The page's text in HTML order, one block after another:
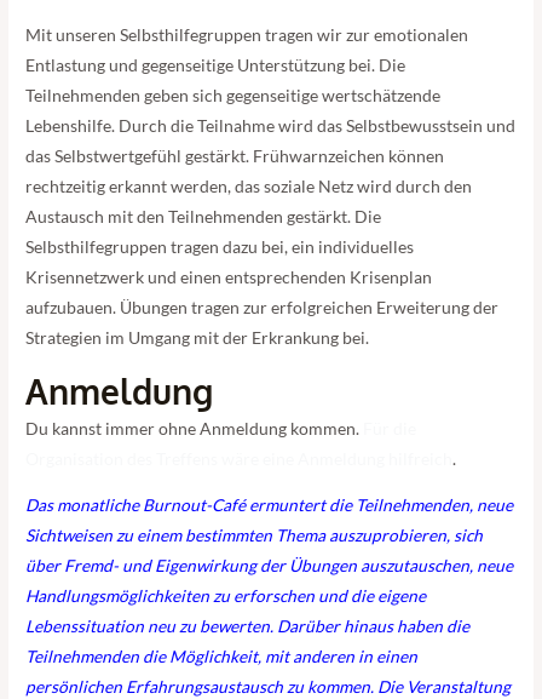
Mit unseren Selbsthilfegruppen tragen wir zur emotionalen
Entlastung und gegenseitige Unterstützung bei. Die
Teilnehmenden geben sich gegenseitige wertschätzende
Lebenshilfe. Durch die Teilnahme wird das Selbstbewusstsein und
das Selbstwertgefühl gestärkt. Frühwarnzeichen können
rechtzeitig erkannt werden, das soziale Netz wird durch den
Austausch mit den Teilnehmenden gestärkt. Die
Selbsthilfegruppen tragen dazu bei, ein individuelles
Krisennetzwerk und einen entsprechenden Krisenplan
aufzubauen. Übungen tragen zur erfolgreichen Erweiterung der
Strategien im Umgang mit der Erkrankung bei.
Anmeldung
Du kannst immer ohne Anmeldung kommen.
Organisation des Treffens wäre eine Anmeldung hilfreich.
Das monatliche Burnout-Café ermuntert die Teilnehmenden, neue
Sichtweisen zu einem bestimmten Thema auszuprobieren, sich
über Fremd- und Eigenwirkung der Übungen auszutauschen, neue
Handlungsmöglichkeiten zu erforschen und die eigene
Lebenssituation neu zu bewerten. Darüber hinaus haben die
Teilnehmenden die Möglichkeit, mit anderen in einen
persönlichen Erfahrungsaustausch zu kommen. Die Veranstaltung